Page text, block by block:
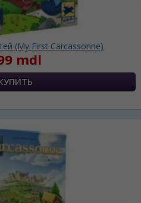
(My First Carcassonne)
mdl